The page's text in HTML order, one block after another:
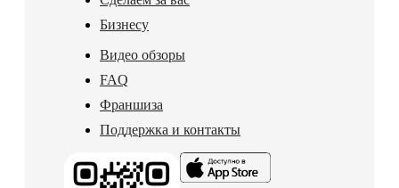
Бизнесу
Видео обзоры
FAQ
Франшиза
Поддержка и контакты